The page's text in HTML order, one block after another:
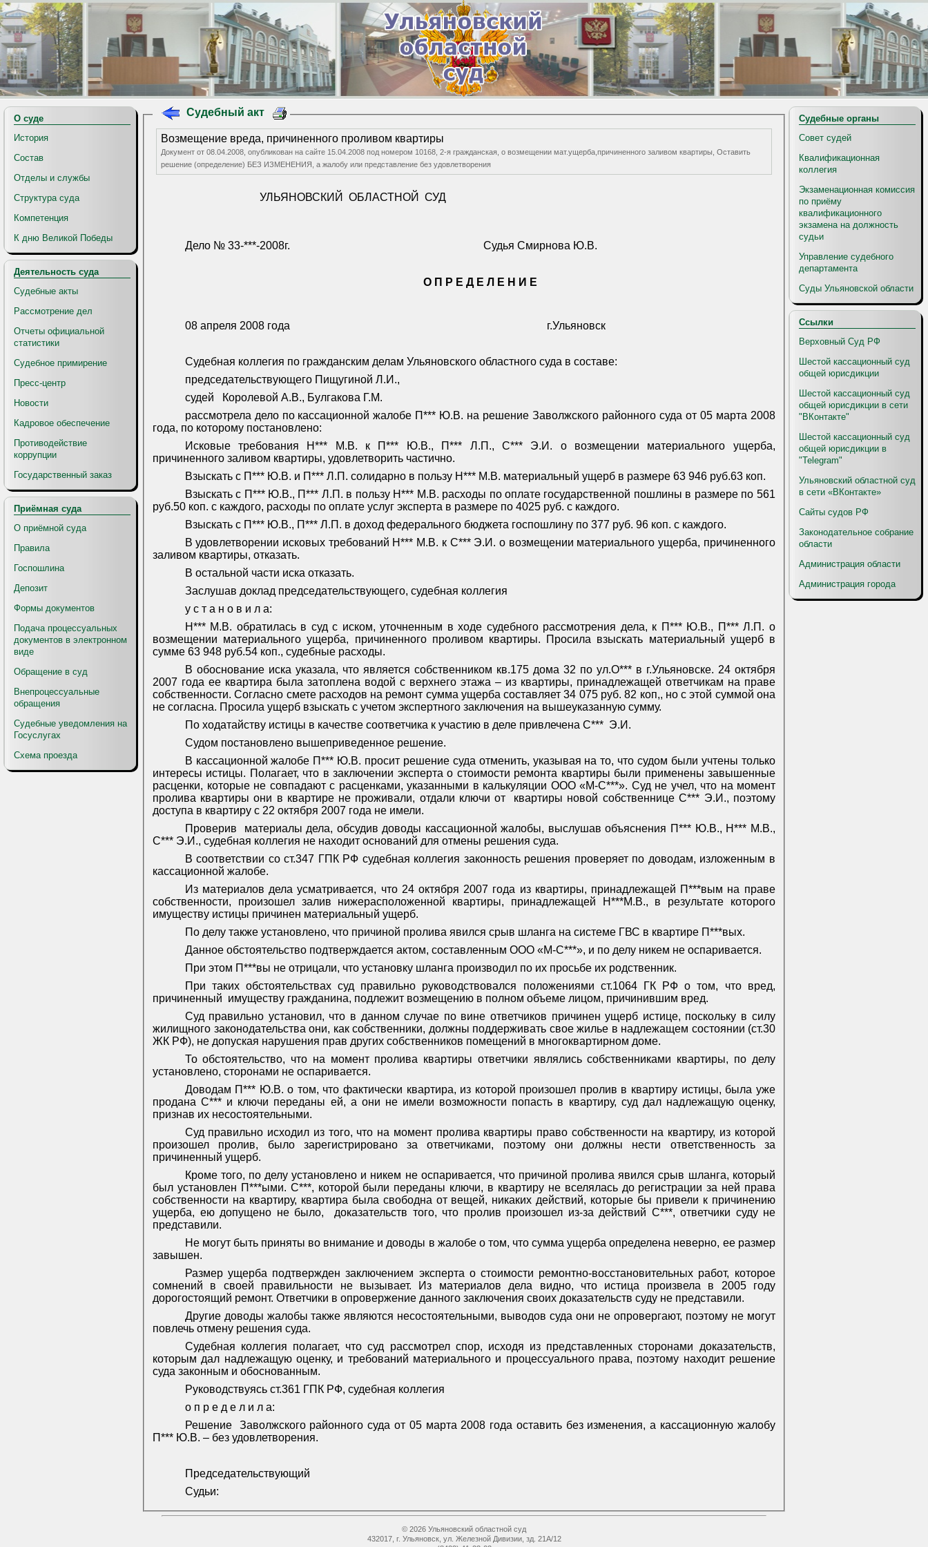
О суде
История
Состав
Отделы и службы
Структура суда
Компетенция
К дню Великой Победы
Деятельность суда
Судебные акты
Рассмотрение дел
Отчеты официальной
статистики
Судебное примирение
Пресс-центр
Новости
Кадровое обеспечение
Противодействие
коррупции
Государственный заказ
Приёмная суда
О приёмной суда
Правила
Госпошлина
Депозит
Формы документов
Подача процессуальных
документов в электронном
виде
Обращение в суд
Внепроцессуальные
обращения
Судебные уведомления на
Госуслугах
Схема проезда
Судебный акт
Возмещение вреда, причиненного проливом квартиры
Документ от 08.04.2008, опубликован на сайте 15.04.2008 под номером 10168, 2-я гражданская, о возмещении мат.ущерба,причиненного заливом квартиры, Оставить
решение (определение) БЕЗ ИЗМЕНЕНИЯ, а жалобу или представление без удовлетворения
УЛЬЯНОВСКИЙ ОБЛАСТНОЙ СУД
Дело № 33-***-2008г. Судья Смирнова Ю.В.
О П Р Е Д Е Л Е Н И Е
08 апреля 2008 года г.Ульяновск
Судебная коллегия по гражданским делам Ульяновского областного суда в составе:
председательствующего Пищугиной Л.И.,
судей
Королевой А.В., Булгакова Г.М.
рассмотрела дело по кассационной жалобе П*** Ю.В. на решение Заволжского районного суда от 05 марта 2008
года, по которому постановлено:
Исковые требования Н*** М.В. к П*** Ю.В., П*** Л.П., С*** Э.И. о возмещении материального ущерба,
причиненного заливом квартиры, удовлетворить частично.
Взыскать с П*** Ю.В. и П*** Л.П. солидарно в пользу Н*** М.В. материальный ущерб в размере 63 946 руб.63 коп.
Взыскать с П*** Ю.В., П*** Л.П. в пользу Н*** М.В. расходы по оплате государственной пошлины в размере по 561
руб.50 коп. с каждого, расходы по оплате услуг эксперта в размере по 4025 руб. с каждого.
Взыскать с П*** Ю.В., П*** Л.П. в доход федерального бюджета госпошлину по 377 руб. 96 коп. с каждого.
В удовлетворении исковых требований Н*** М.В. к С*** Э.И. о возмещении материального ущерба, причиненного
заливом квартиры, отказать.
В остальной части иска отказать.
Заслушав доклад председательствующего, судебная коллегия
у с т а н о в и л а:
Н*** М.В. обратилась в суд с иском, уточненным в ходе судебного рассмотрения дела, к П*** Ю.В., П*** Л.П. о
возмещении материального ущерба, причиненного проливом квартиры. Просила взыскать материальный ущерб в
сумме 63 948 руб.54 коп., судебные расходы.
В обоснование иска указала, что является собственником кв.175 дома 32 по ул.О*** в г.Ульяновске. 24 октября
2007 года ее квартира была затоплена водой с верхнего этажа – из квартиры, принадлежащей ответчикам на праве
собственности. Согласно смете расходов на ремонт сумма ущерба составляет 34 075 руб. 82 коп,, но с этой суммой она
не согласна. Просила ущерб взыскать с учетом экспертного заключения на вышеуказанную сумму.
По ходатайству истицы в качестве соответчика к участию в деле привлечена С*** Э.И.
Судом постановлено вышеприведенное решение.
В кассационной жалобе П*** Ю.В. просит решение суда отменить, указывая на то, что судом были учтены только
интересы истицы. Полагает, что в заключении эксперта о стоимости ремонта квартиры были применены завышенные
расценки, которые не совпадают с расценками, указанными в калькуляции ООО «М-С***». Суд не учел, что на момент
пролива квартиры они в квартире не проживали, отдали ключи от
квартиры новой собственнице С*** Э.И., поэтому
доступа в квартиру с 22 октября 2007 года не имели.
Проверив
материалы дела, обсудив доводы кассационной жалобы, выслушав объяснения П*** Ю.В., Н*** М.В.,
С*** Э.И., судебная коллегия не находит оснований для отмены решения суда.
В соответствии со ст.347 ГПК РФ судебная коллегия законность решения проверяет по доводам, изложенным в
кассационной жалобе.
Из материалов дела усматривается, что 24 октября 2007 года из квартиры, принадлежащей П***вым на праве
собственности, произошел залив нижерасположенной квартиры, принадлежащей Н***М.В., в результате которого
имуществу истицы причинен материальный ущерб.
По делу также установлено, что причиной пролива явился срыв шланга на системе ГВС в квартире П***вых.
Данное обстоятельство подтверждается актом, составленным ООО «М-С***», и по делу никем не оспаривается.
При этом П***вы не отрицали, что установку шланга производил по их просьбе их родственник.
При таких обстоятельствах суд правильно руководствовался положениями ст.1064 ГК РФ о том, что вред,
причиненный имуществу гражданина, подлежит возмещению в полном объеме лицом, причинившим вред.
Суд правильно установил, что в данном случае по вине ответчиков причинен ущерб истице, поскольку в силу
жилищного законодательства они, как собственники, должны поддерживать свое жилье в надлежащем состоянии (ст.30
ЖК РФ), не допуская нарушения прав других собственников помещений в многоквартирном доме.
То обстоятельство, что на момент пролива квартиры ответчики являлись собственниками квартиры, по делу
установлено, сторонами не оспаривается.
Доводам П*** Ю.В. о том, что фактически квартира, из которой произошел пролив в квартиру истицы, была уже
продана С*** и ключи переданы ей, а они не имели возможности попасть в квартиру, суд дал надлежащую оценку,
признав их несостоятельными.
Суд правильно исходил из того, что на момент пролива квартиры право собственности на квартиру, из которой
произошел пролив, было зарегистрировано за ответчиками, поэтому они должны нести ответственность за
причиненный ущерб.
Кроме того, по делу установлено и никем не оспаривается, что причиной пролива явился срыв шланга, который
был установлен П***ыми. С***, которой были переданы ключи, в квартиру не вселялась до регистрации за ней права
собственности на квартиру, квартира была свободна от вещей, никаких действий, которые бы привели к причинению
ущерба, ею допущено не было,
доказательств того, что пролив произошел из-за действий С***, ответчики суду не
представили.
Не могут быть приняты во внимание и доводы в жалобе о том, что сумма ущерба определена неверно, ее размер
завышен.
Размер ущерба подтвержден заключением эксперта о стоимости ремонтно-восстановительных работ, которое
сомнений в своей правильности не вызывает. Из материалов дела видно, что истица произвела в 2005 году
дорогостоящий ремонт. Ответчики в опровержение данного заключения своих доказательств суду не представили.
Другие доводы жалобы также являются несостоятельными, выводов суда они не опровергают, поэтому не могут
повлечь отмену решения суда.
Судебная коллегия полагает, что суд рассмотрел спор, исходя из представленных сторонами доказательств,
которым дал надлежащую оценку, и требований материального и процессуального права, поэтому находит решение
суда законным и обоснованным.
Руководствуясь ст.361 ГПК РФ, судебная коллегия
о п р е д е л и л а:
Решение
Заволжского районного суда от 05 марта 2008 года оставить без изменения, а кассационную жалобу
П*** Ю.В. – без удовлетворения.
Председательствующий
Судьи:
Судебные органы
Совет судей
Квалификационная
коллегия
Экзаменационная комиссия
по приёму
квалификационного
экзамена на должность
судьи
Управление судебного
департамента
Суды Ульяновской области
Ссылки
Верховный Суд РФ
Шестой кассационный суд
общей юрисдикции
Шестой кассационный суд
общей юрисдикции в сети
"ВКонтакте"
Шестой кассационный суд
общей юрисдикции в
"Telegram"
Ульяновский областной суд
в сети «ВКонтакте»
Сайты судов РФ
Законодательное собрание
области
Администрация области
Администрация города
© 2026 Ульяновский областной суд
432017, г. Ульяновск, ул. Железной Дивизии, зд. 21А/12